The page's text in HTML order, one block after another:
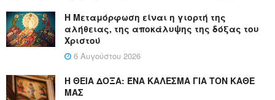
Η Μεταμόρφωση είναι η γιορτή της
αλήθειας, της αποκάλυψης της δόξας του
Χριστού
6 Αυγούστου 2026
Η ΘΕΙΑ ΔΟΞΑ: ΈΝΑ ΚΑΛΕΣΜΑ ΓΙΑ ΤΟΝ ΚΑΘΕ
ΜΑΣ